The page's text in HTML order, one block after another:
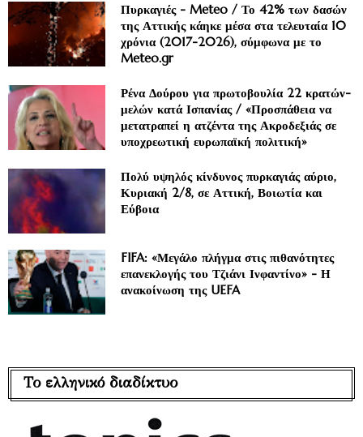
Πυρκαγιές - Meteo / Το 42% των δασών
της Αττικής κάηκε μέσα στα τελευταία 10
χρόνια (2017-2026), σύμφωνα με το
Meteo.gr
Ρένα Δούρου για πρωτοβουλία 22 κρατών-
μελών κατά Ισπανίας / «Προσπάθεια να
μετατραπεί η ατζέντα της Ακροδεξιάς σε
υποχρεωτική ευρωπαϊκή πολιτική»
Πολύ υψηλός κίνδυνος πυρκαγιάς αύριο,
Κυριακή 2/8, σε Αττική, Βοιωτία και
Εύβοια
FIFA: «Μεγάλο πλήγμα στις πιθανότητες
επανεκλογής του Τζιάνι Ινφαντίνο» - Η
ανακοίνωση της UEFA
Το ελληνικό διαδίκτυο